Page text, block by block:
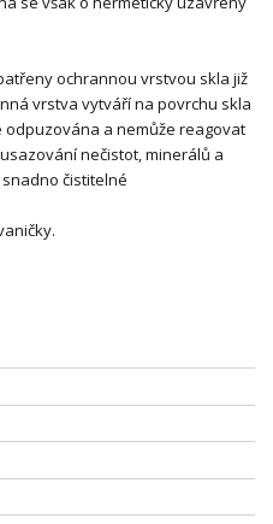
ochrannou vrstvou skla již
vrstva vytváří na povrchu skla
a nemůže reagovat
nečistot, minerálů a
čistitelné